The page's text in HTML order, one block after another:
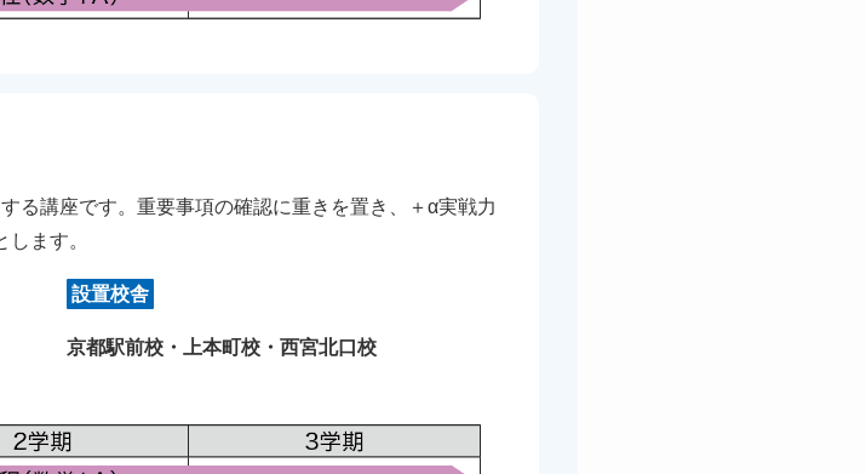
る講座です。重要事項の確認に重きを置き、＋α実戦力
ます。
設置校舎
京都駅前校・上本町校・西宮北口校